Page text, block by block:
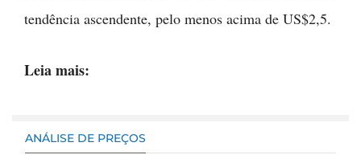
tendência ascendente, pelo menos acima de US$2,5.
Leia mais:
ANÁLISE DE PREÇOS